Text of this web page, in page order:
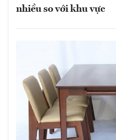
nhiều so với khu vực